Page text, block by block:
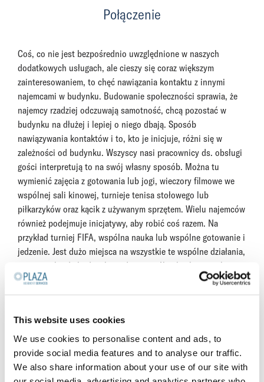
This website uses cookies
We use cookies to personalise content and ads, to
provide social media features and to analyse our traffic.
We also share information about your use of our site with
Połączenie
Coś, co nie jest bezpośrednio uwzględnione w naszych
dodatkowych usługach, ale cieszy się coraz większym
zainteresowaniem, to chęć nawiązania kontaktu z innymi
najemcami w budynku. Budowanie społeczności sprawia, że
najemcy rzadziej odczuwają samotność, chcą pozostać w
budynku na dłużej i lepiej o niego dbają. Sposób
nawiązywania kontaktów i to, kto je inicjuje, różni się w
zależności od budynku. Wszyscy nasi pracownicy ds. obsługi
gości interpretują to na swój własny sposób. Można tu
wymienić zajęcia z gotowania lub jogi, wieczory filmowe we
wspólnej sali kinowej, turnieje tenisa stołowego lub
piłkarzyków oraz kącik z używanym sprzętem. Wielu najemców
również podejmuje inicjatywy, aby robić coś razem. Na
przykład turniej FIFA, wspólna nauka lub wspólne gotowanie i
jedzenie. Jest dużo miejsca na wszystkie te wspólne działania,
ponieważ każdy budynek ma duże wspólne kuchnie i salony.
obsługi zapisują swoje pomysły, a my sprawdzamy, co
portal dla klientów, służący do wzajemnego kontaktu. W ten
sposób pomagamy najemcom nawiązać kontakt z sąsiadami i
dzielić się pomysłami”.